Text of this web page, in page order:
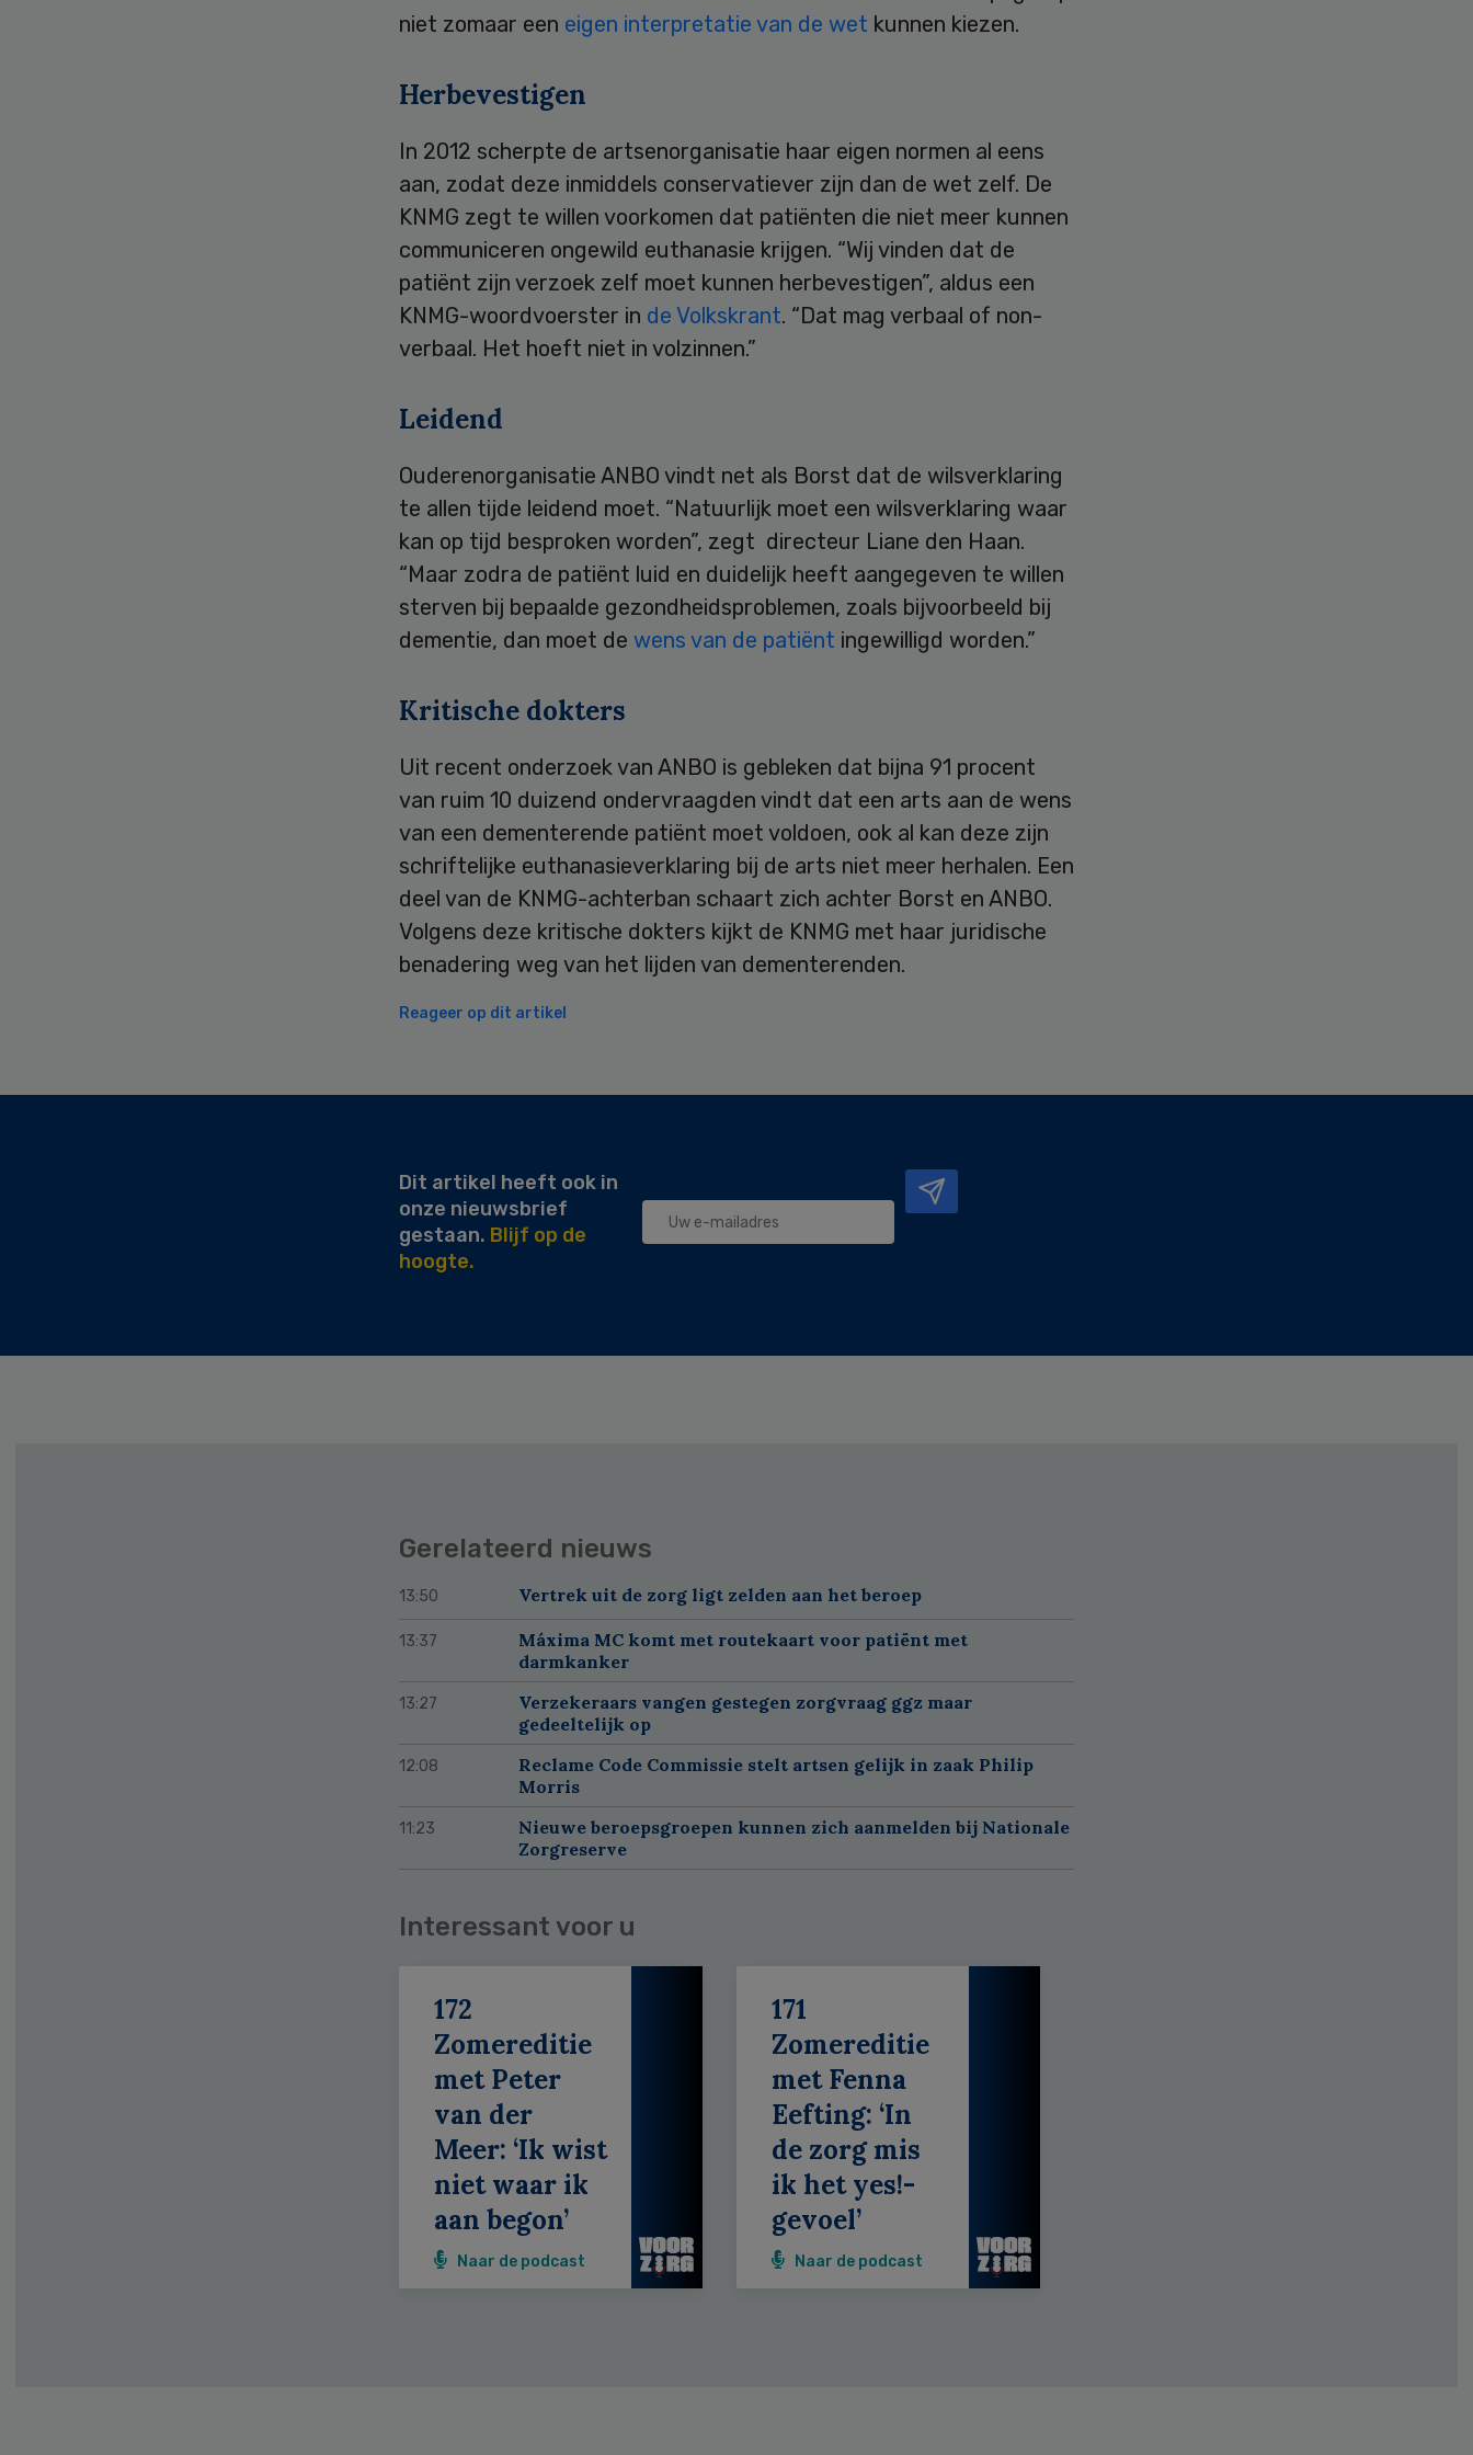
niet zomaar een eigen interpretatie van de wet kunnen kiezen.
Herbevestigen
In 2012 scherpte de artsenorganisatie haar eigen normen al eens
aan, zodat deze inmiddels conservatiever zijn dan de wet zelf. De
KNMG zegt te willen voorkomen dat patiënten die niet meer kunnen
communiceren ongewild euthanasie krijgen. “Wij vinden dat de
patiënt zijn verzoek zelf moet kunnen herbevestigen”, aldus een
KNMG-woordvoerster in de Volkskrant. “Dat mag verbaal of non-
verbaal. Het hoeft niet in volzinnen.”
Leidend
Ouderenorganisatie ANBO vindt net als Borst dat de wilsverklaring
te allen tijde leidend moet. “Natuurlijk moet een wilsverklaring waar
kan op tijd besproken worden”, zegt directeur Liane den Haan.
“Maar zodra de patiënt luid en duidelijk heeft aangegeven te willen
sterven bij bepaalde gezondheidsproblemen, zoals bijvoorbeeld bij
dementie, dan moet de wens van de patiënt ingewilligd worden.”
Kritische dokters
Uit recent onderzoek van ANBO is gebleken dat bijna 91 procent
van ruim 10 duizend ondervraagden vindt dat een arts aan de wens
van een dementerende patiënt moet voldoen, ook al kan deze zijn
schriftelijke euthanasieverklaring bij de arts niet meer herhalen. Een
deel van de KNMG-achterban schaart zich achter Borst en ANBO.
Volgens deze kritische dokters kijkt de KNMG met haar juridische
benadering weg van het lijden van dementerenden.
Reageer op dit artikel
Secondary
Dit artikel heeft ook in
onze nieuwsbrief
gestaan. Blijf op de
hoogte.
Gerelateerd nieuws
13:50 Vertrek uit de zorg ligt zelden aan het beroep
13:37
Máxima MC komt met routekaart voor patiënt met
darmkanker
13:27
Verzekeraars vangen gestegen zorgvraag ggz maar
gedeeltelijk op
12:08
Reclame Code Commissie stelt artsen gelijk in zaak Philip
Morris
11:23
Nieuwe beroepsgroepen kunnen zich aanmelden bij Nationale
Zorgreserve
Interessant voor u
172
Zomereditie
met Peter
van der
Meer: ‘Ik wist
niet waar ik
aan begon’
Naar de podcast
171
Zomereditie
met Fenna
Eefting: ‘In
de zorg mis
ik het yes!-
gevoel’
Naar de podcast